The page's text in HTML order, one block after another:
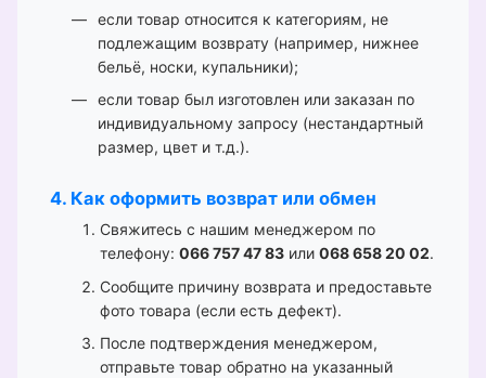
если товар относится к категориям, не
подлежащим возврату (например, нижнее
бельё, носки, купальники);
если товар был изготовлен или заказан по
индивидуальному запросу (нестандартный
размер, цвет и т.д.).
4. Как оформить возврат или обмен
Свяжитесь с нашим менеджером по
телефону: 066 757 47 83 или 068 658 20 02.
Сообщите причину возврата и предоставьте
фото товара (если есть дефект).
После подтверждения менеджером,
отправьте товар обратно на указанный